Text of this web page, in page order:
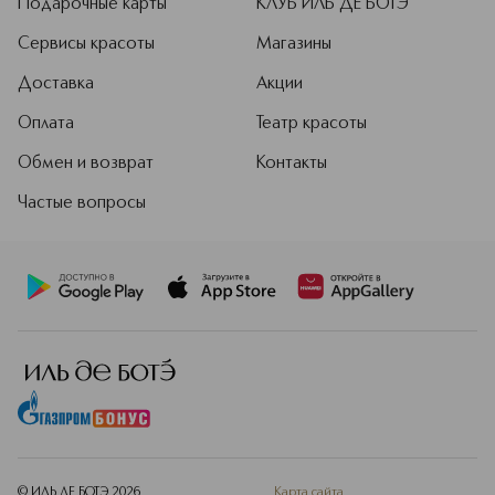
Подарочные карты
Сервисы красоты
Доставка
Оплата
Обмен и возврат
Частые вопросы
КЛУБ ИЛЬ ДЕ БОТЭ
Магазины
Акции
Театр красоты
Контакты